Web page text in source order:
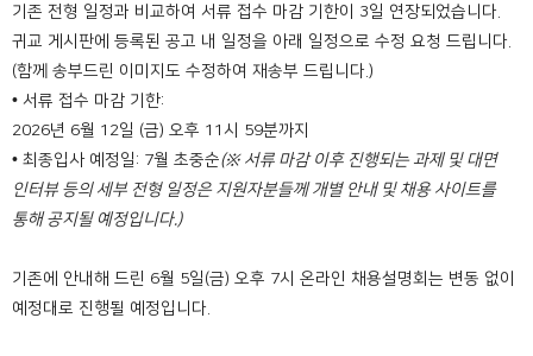
기존 전형 일정과 비교하여 서류 접수 마감 기한이 3일 연장되었습니다.
귀교 게시판에 등록된 공고 내 일정을 아래 일정으로 수정 요청 드립니다.
(함께 송부드린 이미지도 수정하여 재송부 드립니다.)
• 서류 접수 마감 기한:
2026년 6월 12일 (금) 오후 11시 59분까지
• 최종입사 예정일: 7월 초중순(※ 서류 마감 이후 진행되는 과제 및 대면
인터뷰 등의 세부 전형 일정은 지원자분들께 개별 안내 및 채용 사이트를
통해 공지될 예정입니다.)
기존에 안내해 드린 6월 5일(금) 오후 7시 온라인 채용설명회는 변동 없이
예정대로 진행될 예정입니다.